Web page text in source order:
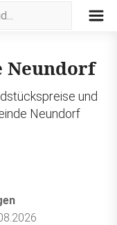
Neundorf
und
Neundorf